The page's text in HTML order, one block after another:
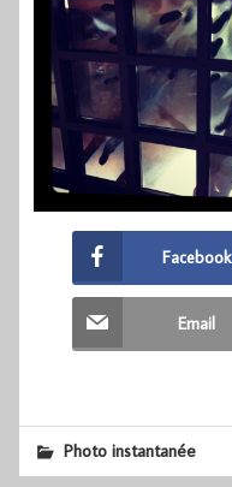
Facebook
Email
Photo instantanée